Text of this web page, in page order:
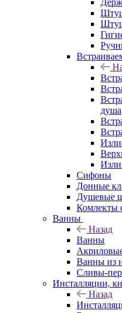
душа
Сифоны
Донные
Душевые
Комлекты
Ванны
Назад
Ванны
Ванны из
Сливы-
Инсталляции,
Назад